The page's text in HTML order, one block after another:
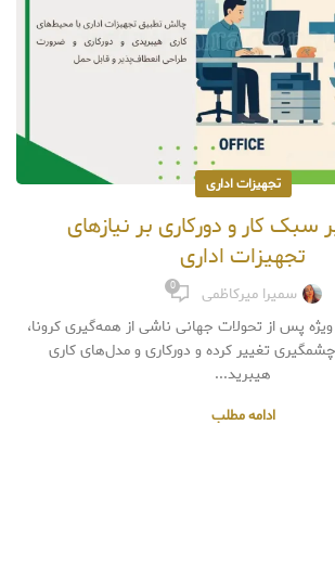
تجهیزات اداری
سبک کار و دورکاری بر نیازهای
تجهیزات اداری
سمیرا میرکاظمی 0
پس از تحولات جهانی ناشی از همه‌گیری کرونا،
تغییر کرده و دورکاری و مدل‌های کاری
هیبرید...
ادامه مطلب